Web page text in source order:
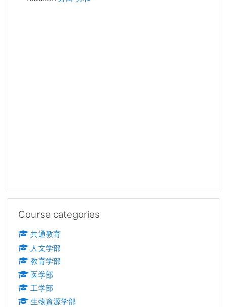
Course categories
共通教育
人文学部
教育学部
医学部
工学部
生物資源学部